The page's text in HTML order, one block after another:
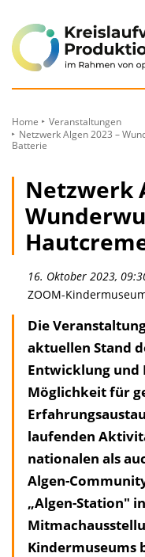
Inhalt
Home
Veranstaltungen
Netzwerk Algen 2023 –
Batterie
Netzwerk
16. Oktober 2023,
ZOOM-
Die
aktuellen Stand
Entwicklung
Möglichkeit für
laufenden
nationalen als
Algen-
„Algen-Station"
Kindermuseums